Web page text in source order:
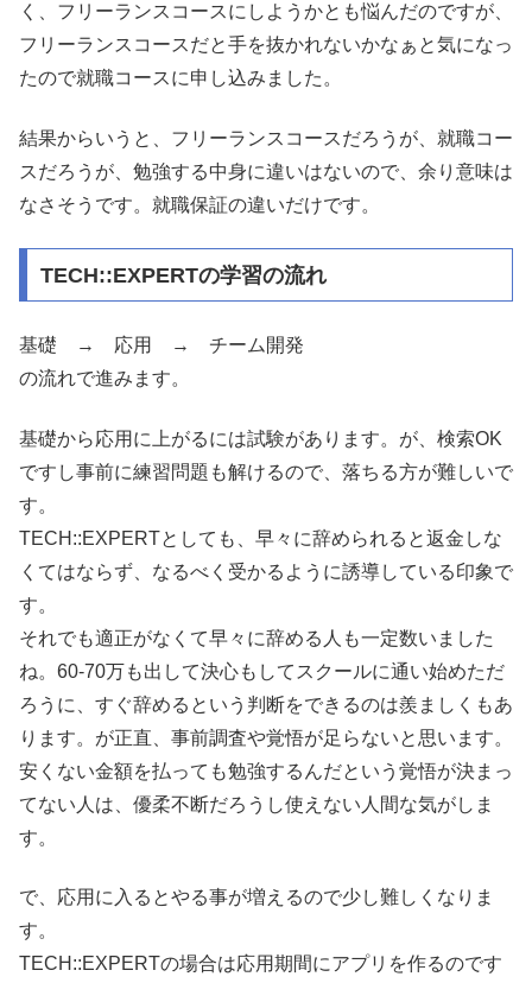
く、フリーランスコースにしようかとも悩んだのですが、
フリーランスコースだと手を抜かれないかなぁと気になっ
たので就職コースに申し込みました。
結果からいうと、フリーランスコースだろうが、就職コー
スだろうが、勉強する中身に違いはないので、余り意味は
なさそうです。就職保証の違いだけです。
TECH::EXPERTの学習の流れ
基礎 → 応用 → チーム開発
の流れで進みます。
基礎から応用に上がるには試験があります。が、検索OK
ですし事前に練習問題も解けるので、落ちる方が難しいで
す。
TECH::EXPERTとしても、早々に辞められると返金しな
くてはならず、なるべく受かるように誘導している印象で
す。
それでも適正がなくて早々に辞める人も一定数いました
ね。60-70万も出して決心もしてスクールに通い始めただ
ろうに、すぐ辞めるという判断をできるのは羨ましくもあ
ります。が正直、事前調査や覚悟が足らないと思います。
安くない金額を払っても勉強するんだという覚悟が決まっ
てない人は、優柔不断だろうし使えない人間な気がしま
す。
で、応用に入るとやる事が増えるので少し難しくなりま
す。
TECH::EXPERTの場合は応用期間にアプリを作るのです